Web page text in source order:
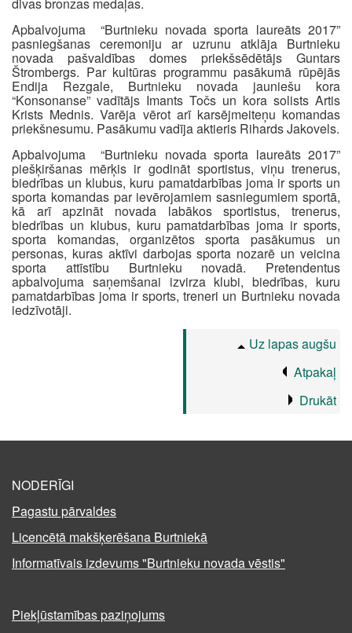
Apbalvojuma “Burtnieku novada sporta laureāts 2017”
pasniegšanas ceremoniju ar uzrunu atklāja Burtnieku
novada pašvaldības domes priekšsēdētājs Guntars
Štrombergs. Par kultūras programmu pasākumā rūpējās
Endija Rezgale, Burtnieku novada jauniešu kora
“Konsonanse” vadītājs Imants Točs un kora solists Artis
Krists Mednis. Varēja vērot arī karsējmeiteņu komandas
priekšnesumu. Pasākumu vadīja aktieris Rihards Jakovels.
Apbalvojuma “Burtnieku novada sporta laureāts 2017”
piešķiršanas mērķis ir godināt sportistus, viņu trenerus,
biedrības un klubus, kuru pamatdarbības joma ir sports un
sporta komandas par ievērojamiem sasniegumiem sportā,
kā arī apzināt novada labākos sportistus, trenerus,
biedrības un klubus, kuru pamatdarbības joma ir sports,
sporta komandas, organizētos sporta pasākumus un
personas, kuras aktīvi darbojas sporta nozarē un veicina
sporta attīstību Burtnieku novadā. Pretendentus
apbalvojuma saņemšanai izvirza klubi, biedrības, kuru
pamatdarbības joma ir sports, treneri un Burtnieku novada
iedzīvotāji.
Uz lapas augšu
Atpakaļ
Drukāt
NODERĪGI
Pagastu pārvaldes
Licencētā makšķerēšana Burtniekā
Informatīvais izdevums "Burtnieku novada vēstis"
Piekļūstamības paziņojums